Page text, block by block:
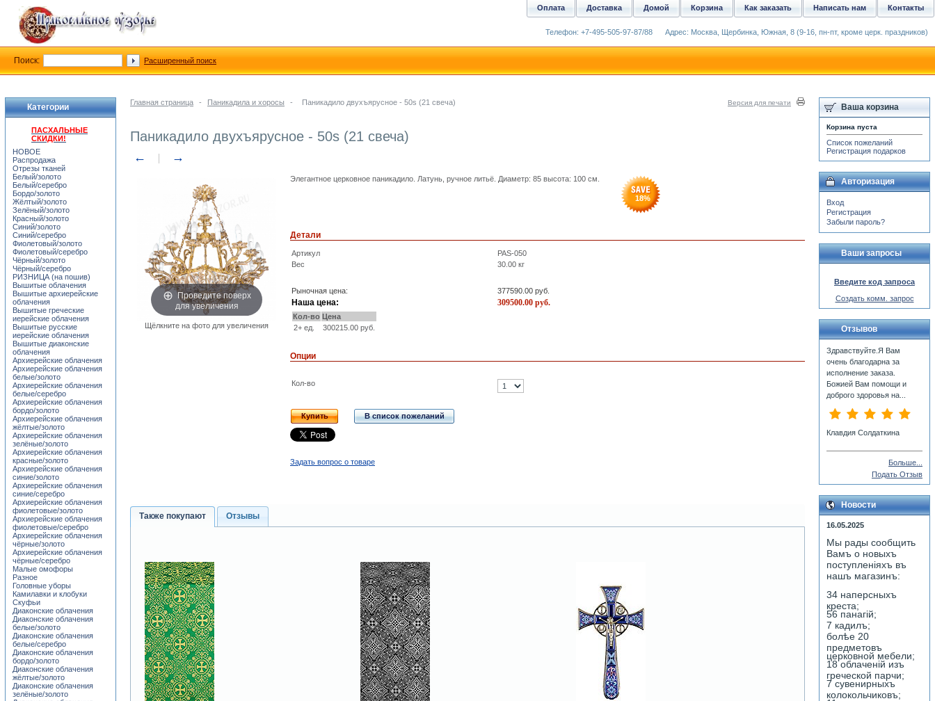
Главная страница - Паникадила и хоросы - Паникадило двухъярусное - 50s (21 свеча) Версия для печати
Паникадило двухъярусное - 50s (21 свеча)
← →
Проведите поверх
для увеличения
Щёлкните на фото для увеличения
Элегантное церковное паникадило. Латунь, ручное литьё. Диаметр: 85 высота: 100 см.
18%
Детали
Артикул
PAS-050
Вес
30.00 кг
Рыночная цена: 377590.00 руб.
Наша цена: 309500.00 руб.
Кол-во Цена
2+ ед.
300215.00 руб.
Опции
Кол-во
Купить В список пожеланий
Задать вопрос о товаре
Также покупают Отзывы
Категории
ПАСХАЛЬНЫЕ
СКИДКИ!
НОВОЕ
Распродажа
Отрезы тканей
Белый/золото
Белый/серебро
Бордо/золото
Жёлтый/золото
Зелёный/золото
Красный/золото
Синий/золото
Синий/серебро
Фиолетовый/золото
Фиолетовый/серебро
Чёрный/золото
Чёрный/серебро
РИЗНИЦА (на пошив)
Вышитые облачения
Вышитые архиерейские
облачения
Вышитые греческие
иерейские облачения
Вышитые русские
иерейские облачения
Вышитые диаконские
облачения
Архиерейские облачения
Архиерейские облачения
белые/золото
Архиерейские облачения
белые/серебро
Архиерейские облачения
бордо/золото
Архиерейские облачения
жёлтые/золото
Архиерейские облачения
зелёные/золото
Архиерейские облачения
красные/золото
Архиерейские облачения
синие/золото
Архиерейские облачения
синие/серебро
Архиерейские облачения
фиолетовые/золото
Архиерейские облачения
фиолетовые/серебро
Архиерейские облачения
чёрные/золото
Архиерейские облачения
чёрные/серебро
Малые омофоры
Разное
Головные уборы
Камилавки и клобуки
Скуфьи
Диаконские облачения
Диаконские облачения
белые/золото
Диаконские облачения
белые/серебро
Диаконские облачения
бордо/золото
Диаконские облачения
жёлтые/золото
Диаконские облачения
зелёные/золото
Ваша корзина
Корзина пуста
Список пожеланий
Регистрация подарков
Авторизация
Вход
Регистрация
Забыли пароль?
Ваши запросы
Введите код запроса
Создать комм. запрос
Отзывов
Здравствуйте.Я Вам
очень благодарна за
исполнение заказа.
Божией Вам помощи и
доброго здоровья на...
Клавдия Солдаткина
Больше...
Подать Отзыв
Новости
16.05.2025
Мы рады сообщить
Вамъ о новыхъ
поступленiяхъ въ
нашъ магазинъ:
34 наперсныхъ
креста;
56 панагiй;
7 кадилъ;
болѣе 20
предметовъ
церковной мебели;
18 облаченiй изъ
греческой парчи;
7 сувенирныхъ
колокольчиковъ;
Контакты
Написать нам
Как заказать
Корзина
Домой
Доставка
Оплата
Телефон: +7-495-505-97-87/88 Адрес: Москва, Щербинка, Южная, 8 (9-16, пн-пт, кроме церк. праздников)
Поиск: Расширенный поиск